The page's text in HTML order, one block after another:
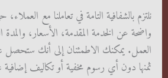
نلتزم بالشفافية التامة في تعاملنا مع
واضحة عن الخدمة المقدمة، الأسعار، والمدة
العمل. يمكنك الاطمئنان إلى أنك ستحصل
ثمنها دون أي رسوم مخفية أو تكاليف إضافية